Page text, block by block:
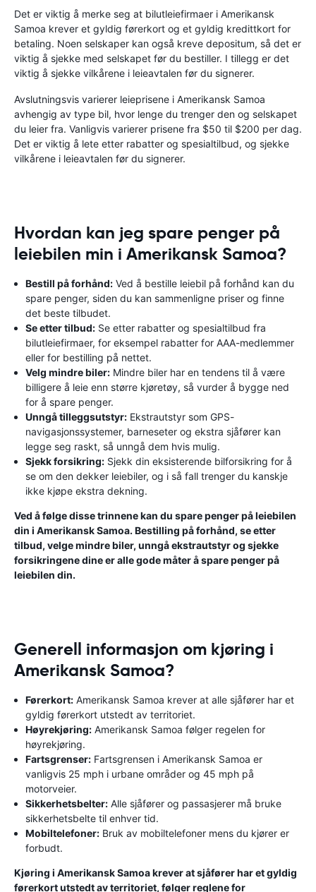
Det er viktig å merke seg at bilutleiefirmaer i Amerikansk
Samoa krever et gyldig førerkort og et gyldig kredittkort for
betaling. Noen selskaper kan også kreve depositum, så det er
viktig å sjekke med selskapet før du bestiller. I tillegg er det
viktig å sjekke vilkårene i leieavtalen før du signerer.
Avslutningsvis varierer leieprisene i Amerikansk Samoa
avhengig av type bil, hvor lenge du trenger den og selskapet
du leier fra. Vanligvis varierer prisene fra $50 til $200 per dag.
Det er viktig å lete etter rabatter og spesialtilbud, og sjekke
vilkårene i leieavtalen før du signerer.
Hvordan kan jeg spare penger på
leiebilen min i Amerikansk Samoa?
Bestill på forhånd: Ved å bestille leiebil på forhånd kan du
spare penger, siden du kan sammenligne priser og finne
det beste tilbudet.
Se etter tilbud: Se etter rabatter og spesialtilbud fra
bilutleiefirmaer, for eksempel rabatter for AAA-medlemmer
eller for bestilling på nettet.
Velg mindre biler: Mindre biler har en tendens til å være
billigere å leie enn større kjøretøy, så vurder å bygge ned
for å spare penger.
Unngå tilleggsutstyr: Ekstrautstyr som GPS-
navigasjonssystemer, barneseter og ekstra sjåfører kan
legge seg raskt, så unngå dem hvis mulig.
Sjekk forsikring: Sjekk din eksisterende bilforsikring for å
se om den dekker leiebiler, og i så fall trenger du kanskje
ikke kjøpe ekstra dekning.
Ved å følge disse trinnene kan du spare penger på leiebilen
din i Amerikansk Samoa. Bestilling på forhånd, se etter
tilbud, velge mindre biler, unngå ekstrautstyr og sjekke
forsikringene dine er alle gode måter å spare penger på
leiebilen din.
Generell informasjon om kjøring i
Amerikansk Samoa?
Førerkort: Amerikansk Samoa krever at alle sjåfører har et
gyldig førerkort utstedt av territoriet.
Høyrekjøring: Amerikansk Samoa følger regelen for
høyrekjøring.
Fartsgrenser: Fartsgrensen i Amerikansk Samoa er
vanligvis 25 mph i urbane områder og 45 mph på
motorveier.
Sikkerhetsbelter: Alle sjåfører og passasjerer må bruke
sikkerhetsbelte til enhver tid.
Mobiltelefoner: Bruk av mobiltelefoner mens du kjører er
forbudt.
Kjøring i Amerikansk Samoa krever at sjåfører har et gyldig
førerkort utstedt av territoriet, følger reglene for